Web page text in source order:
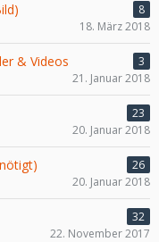
8
18. März 2018
& Videos
3
21. Januar 2018
23
20. Januar 2018
26
20. Januar 2018
32
22. November 2017